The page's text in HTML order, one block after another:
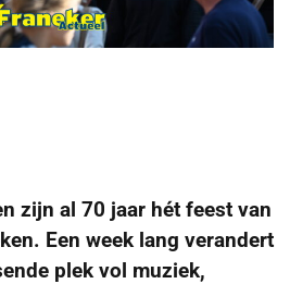
zijn al 70 jaar hét feest van
Een week lang verandert
plek vol muziek,